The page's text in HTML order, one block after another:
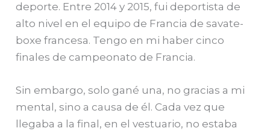
deporte. Entre 2014 y 2015, fui deportista de
alto nivel en el equipo de Francia de savate-
boxe francesa. Tengo en mi haber cinco
finales de campeonato de Francia.
Sin embargo, solo gané una, no gracias a mi
mental, sino a causa de él. Cada vez que
llegaba a la final, en el vestuario, no estaba